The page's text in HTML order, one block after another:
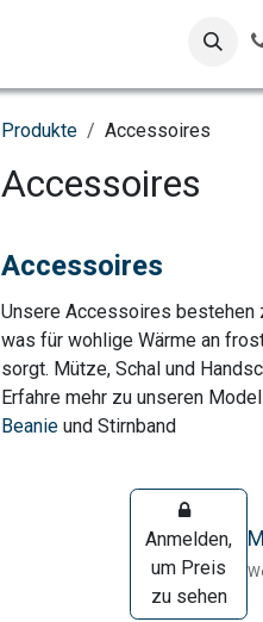
Produkte Accessoires
Accessoires
Accessoires
Unsere Accessoires bestehen
was für wohlige Wärme an
sorgt. Mütze, Schal und
Erfahre mehr zu unseren
Beanie und Stirnband
Anmelden,
um Preis
zu sehen